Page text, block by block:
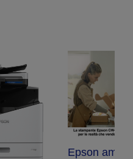
Epson amplia la